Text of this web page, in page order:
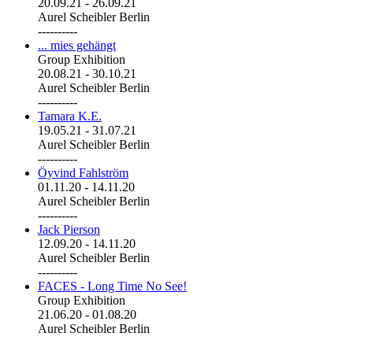
Aurel Scheibler Berlin
----------
... mies gehängt
Group Exhibition
20.08.21 - 30.10.21
Aurel Scheibler Berlin
----------
Tamara K.E.
19.05.21 - 31.07.21
Aurel Scheibler Berlin
----------
Öyvind Fahlström
01.11.20 - 14.11.20
Aurel Scheibler Berlin
----------
Jack Pierson
12.09.20 - 14.11.20
Aurel Scheibler Berlin
----------
FACES - Long Time No See!
Group Exhibition
21.06.20 - 01.08.20
Aurel Scheibler Berlin